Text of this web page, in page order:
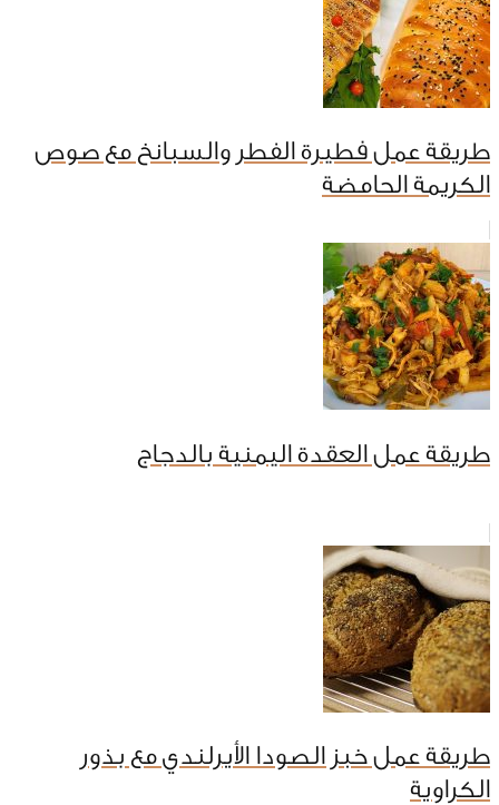
طريقة عمل فطيرة الفطر والسبانخ مع صوص
الكريمة الحامضة
طريقة عمل العقدة اليمنية بالدجاج
طريقة عمل خبز الصودا الأيرلندي مع بذور
الكراوية